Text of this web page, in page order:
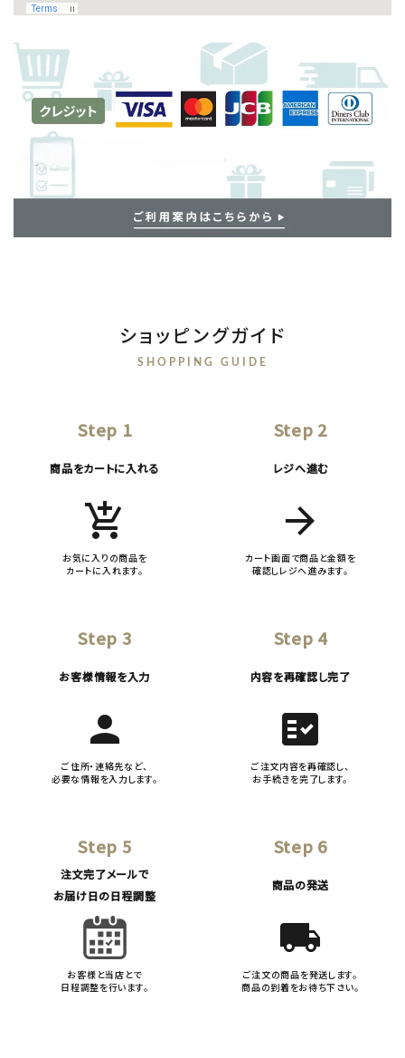
ショッピングガイド
SHOPPING GUIDE
Step 1
商品をカートに入れる
add_shopping_cart
お気に入りの商品を
カートに入れます。
Step 2
レジへ進む
arrow_forward
カート画面で商品と金額を
確認しレジへ進みます。
Step 3
お客様情報を入力
person
ご住所・連絡先など、
必要な情報を入力します。
Step 4
内容を再確認し完了
fact_check
ご注文内容を再確認し、
お手続きを完了します。
Step 5
注文完了メールで
お届け日の日程調整
お客様と当店とで
日程調整を行います。
Step 6
商品の発送
local_shipping
ご注文の商品を発送します。
商品の到着をお待ち下さい。